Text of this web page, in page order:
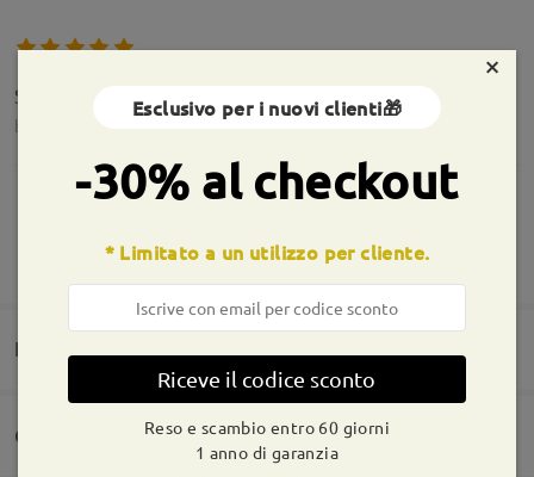
Informazioni sulla montatura
Simplemente genial!!
by Mario Eduardo Rivas VelezonJul 28 , 2026
Vincenzo Farina
Leggi tutte le
recensioni
Scrivi una recensione
MOSTRA DI PIÙ
Domande e risposte
Siete invitati a lasciare qualsiasi commento sulla montatura.
Consegna
×
Esclusivo per i nuovi clienti🎁
-30% al checkout
* Limitato a un utilizzo per cliente.
Riceve il codice sconto
Reso e scambio entro 60 giorni
1 anno di garanzia